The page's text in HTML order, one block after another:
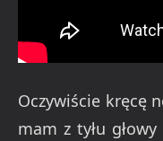
Oczywiście kręcę
mam z tyłu